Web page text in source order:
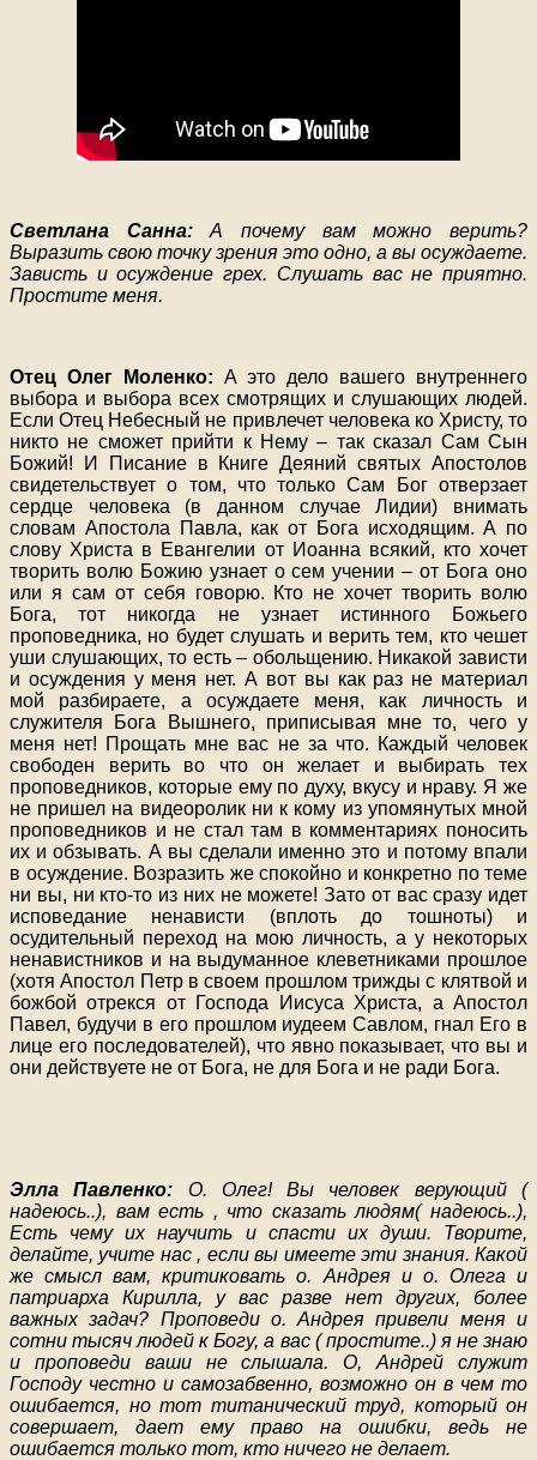
Светлана Санна:А почему вам можно верить?
Выразить свою точку зрения это одно, а вы осуждаете.
Зависть и осуждение грех. Слушать вас не приятно.
Простите меня.
Отец Олег Моленко: А это дело вашего внутреннего
выбора и выбора всех смотрящих и слушающих людей.
Если Отец Небесный не привлечет человека ко Христу, то
никто не сможет прийти к Нему – так сказал Сам Сын
Божий! И Писание в Книге Деяний святых Апостолов
свидетельствует о том, что только Сам Бог отверзает
сердце человека (в данном случае Лидии) внимать
словам Апостола Павла, как от Бога исходящим. А по
слову Христа в Евангелии от Иоанна всякий, кто хочет
творить волю Божию узнает о сем учении – от Бога оно
или я сам от себя говорю. Кто не хочет творить волю
Бога, тот никогда не узнает истинного Божьего
проповедника, но будет слушать и верить тем, кто чешет
уши слушающих, то есть – обольщению. Никакой зависти
и осуждения у меня нет. А вот вы как раз не материал
мой разбираете, а осуждаете меня, как личность и
служителя Бога Вышнего, приписывая мне то, чего у
меня нет! Прощать мне вас не за что. Каждый человек
свободен верить во что он желает и выбирать тех
проповедников, которые ему по духу, вкусу и нраву. Я же
не пришел на видеоролик ни к кому из упомянутых мной
проповедников и не стал там в комментариях поносить
их и обзывать. А вы сделали именно это и потому впали
в осуждение. Возразить же спокойно и конкретно по теме
ни вы, ни кто-то из них не можете! Зато от вас сразу идет
исповедание ненависти (вплоть до тошноты) и
осудительный переход на мою личность, а у некоторых
ненавистников и на выдуманное клеветниками прошлое
(хотя Апостол Петр в своем прошлом трижды с клятвой и
божбой отрекся от Господа Иисуса Христа, а Апостол
Павел, будучи в его прошлом иудеем Савлом, гнал Его в
лице его последователей), что явно показывает, что вы и
они действуете не от Бога, не для Бога и не ради Бога.
Элла Павленко: О. Олег! Вы человек верующий (
надеюсь..), вам есть , что сказать людям( надеюсь..),
Есть чему их научить и спасти их души. Творите,
делайте, учите нас , если вы имеете эти знания. Какой
же смысл вам, критиковать о. Андрея и о. Олега и
патриарха Кирилла, у вас разве нет других, более
важных задач? Проповеди о. Андрея привели меня и
сотни тысяч людей к Богу, а вас ( простите..) я не знаю
и проповеди ваши не слышала. О, Андрей служит
Господу честно и самозабвенно, возможно он в чем то
ошибается, но тот титанический труд, который он
совершает, дает ему право на ошибки, ведь не
ошибается только тот, кто ничего не делает.